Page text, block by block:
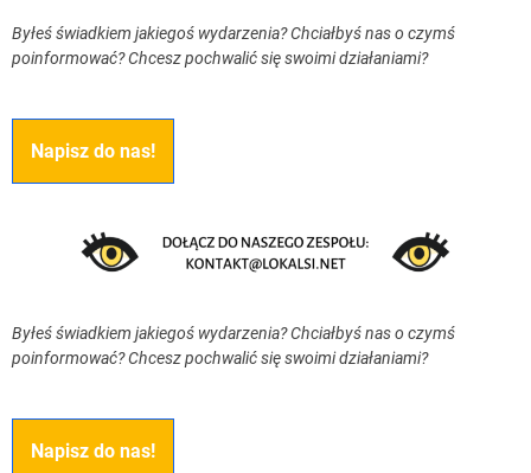
Byłeś świadkiem jakiegoś wydarzenia? Chciałbyś nas o czymś
poinformować? Chcesz pochwalić się swoimi działaniami?
Napisz do nas!
Byłeś świadkiem jakiegoś wydarzenia? Chciałbyś nas o czymś
poinformować? Chcesz pochwalić się swoimi działaniami?
Napisz do nas!